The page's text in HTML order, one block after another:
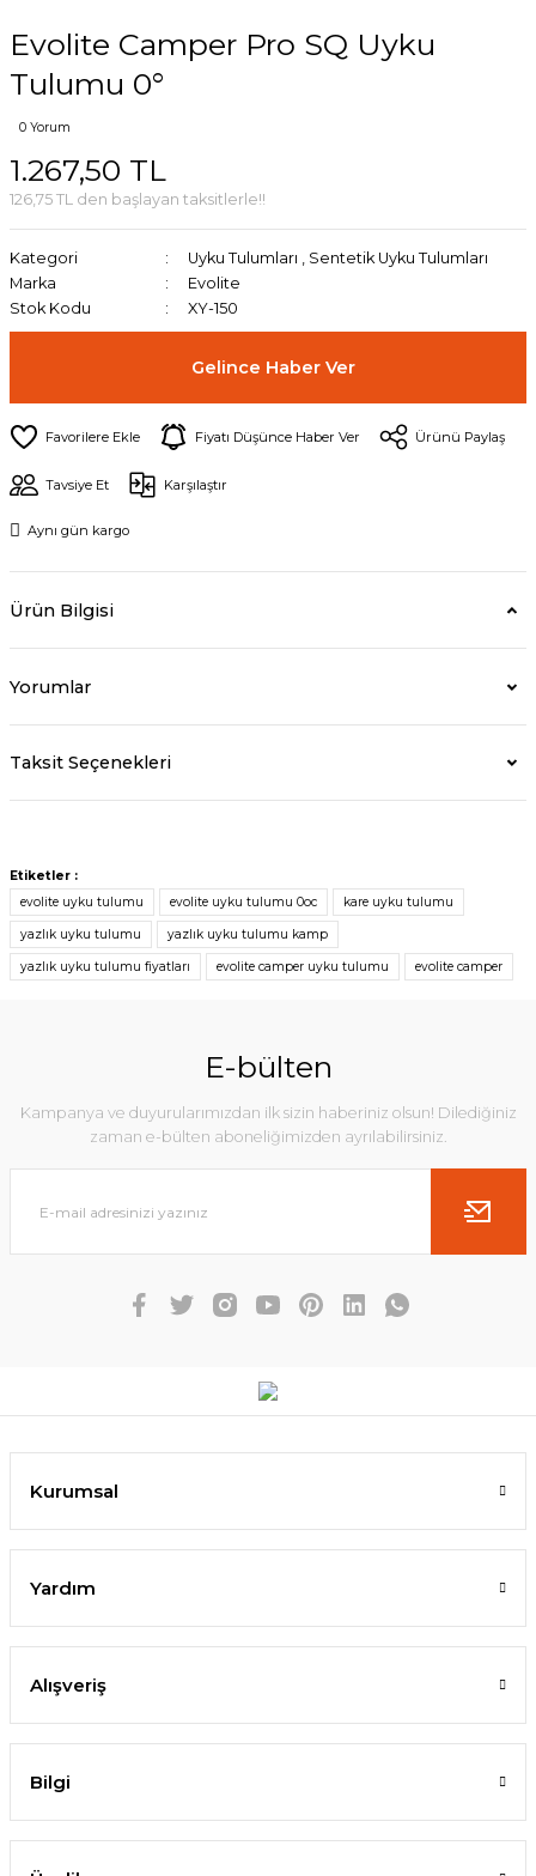
Evolite Camper Pro SQ Uyku
Tulumu 0°
0 Yorum
1.267,50 TL
126,75 TL den başlayan taksitlerle!!
Kategori Uyku Tulumları , Sentetik Uyku Tulumları
Marka
Evolite
Stok Kodu
XY-150
Gelince Haber Ver
Fiyatı Düşünce Haber Ver Ürünü Paylaş
Tavsiye Et Karşılaştır
Aynı gün kargo
Ürün Bilgisi
Yorumlar
Taksit Seçenekleri
Etiketler :
evolite uyku tulumu
evolite uyku tulumu 0oc kare uyku tulumu
yazlık uyku tulumu yazlık uyku tulumu kamp
yazlık uyku tulumu fiyatları evolite camper uyku tulumu evolite camper
E-bülten
Kampanya ve duyurularımızdan ilk sizin haberiniz olsun! Dilediğiniz
zaman e-bülten aboneliğimizden ayrılabilirsiniz.
Kurumsal
Yardım
Alışveriş
Bilgi